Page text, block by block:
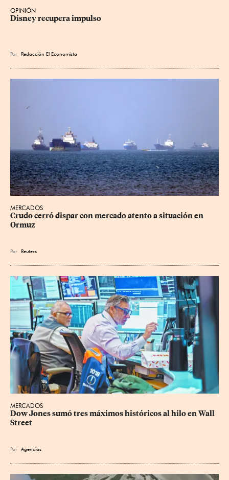
OPINIÓN
Disney recupera impulso
Por Redacción El Economista
MERCADOS
Crudo cerró dispar con mercado atento a situación en
Ormuz
Por Reuters
MERCADOS
Dow Jones sumó tres máximos históricos al hilo en Wall
Street
Por Agencias